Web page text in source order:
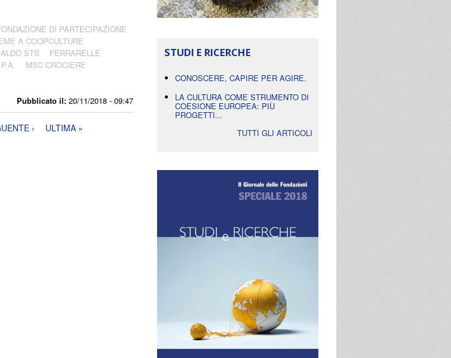
Pubblicato il: 20/11/2018 - 09:47
DI PARTECIPAZIONE
A COOPCULTURE
STS
FERRARELLE
MSC CROCIERE
› ULTIMA »
STUDI E RICERCHE
CONOSCERE, CAPIRE PER AGIRE.
LA CULTURA COME STRUMENTO DI
COESIONE EUROPEA: PIÙ
PROGETTI...
TUTTI GLI ARTICOLI